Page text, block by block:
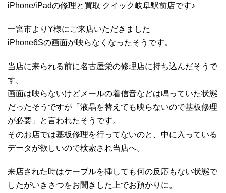
iPhone/iPadの修理と買取 クイック岐阜駅前店です♪
一宮市よりY様にご来店いただきました
iPhone6Sの画面が映らなくなったそうです。
当店に来られる前に名古屋栄の修理店に持ち込んだそうで
す。
画面は映らないけどメールの着信音などは鳴っていた状態
だったそうですが「液晶を替えても映らないので基板修理
が必要」と言われたそうです。
そのお店では基板修理を行ってないのと、中に入っている
データが欲しいので検索され当店へ。
来店された時はケーブルを挿しても何の反応もない状態で
したがいきさつをお聞きした上でお預かりに。